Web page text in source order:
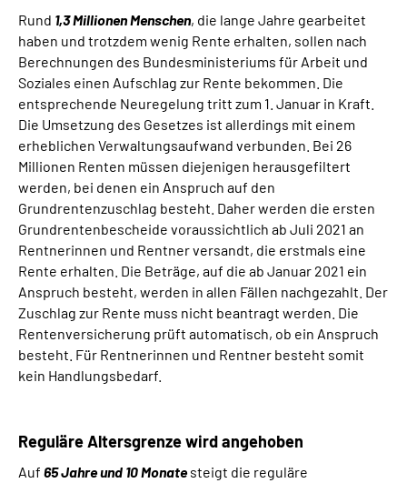
Rund 1,3 Millionen Menschen, die lange Jahre gearbeitet
haben und trotzdem wenig Rente erhalten, sollen nach
Berechnungen des Bundesministeriums für Arbeit und
Soziales einen Aufschlag zur Rente bekommen. Die
entsprechende Neuregelung tritt zum 1. Januar in Kraft.
Die Umsetzung des Gesetzes ist allerdings mit einem
erheblichen Verwaltungsaufwand verbunden. Bei 26
Millionen Renten müssen diejenigen herausgefiltert
werden, bei denen ein Anspruch auf den
Grundrentenzuschlag besteht. Daher werden die ersten
Grundrentenbescheide voraussichtlich ab Juli 2021 an
Rentnerinnen und Rentner versandt, die erstmals eine
Rente erhalten. Die Beträge, auf die ab Januar 2021 ein
Anspruch besteht, werden in allen Fällen nachgezahlt. Der
Zuschlag zur Rente muss nicht beantragt werden. Die
Rentenversicherung prüft automatisch, ob ein Anspruch
besteht. Für Rentnerinnen und Rentner besteht somit
kein Handlungsbedarf.
Reguläre Altersgrenze wird angehoben
Auf 65 Jahre und 10 Monatesteigt die reguläre